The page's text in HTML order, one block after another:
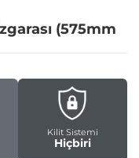
(575mm
Kilit Sistemi
Hiçbiri